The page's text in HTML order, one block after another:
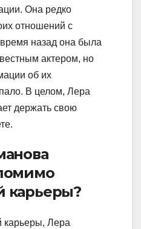
Она редко
отношений с
назад она была
актером, но
об их
В целом, Лера
держать свою
карьеры?
карьеры, Лера